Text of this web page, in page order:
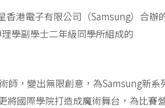
香港電子有限公司（Samsung）合辦
理學副學士二年級同學所組成的
師，變出無限創意，為Samsung新系
將國際學院打造成魔術舞台，為比賽